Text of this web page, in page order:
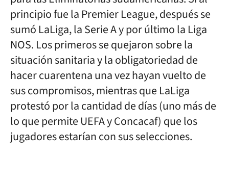
principio fue la Premier League, después se
sumó LaLiga, la Serie A y por último la Liga
NOS. Los primeros se quejaron sobre la
situación sanitaria y la obligatoriedad de
hacer cuarentena una vez hayan vuelto de
sus compromisos, mientras que LaLiga
protestó por la cantidad de días (uno más de
lo que permite UEFA y Concacaf) que los
jugadores estarían con sus selecciones.